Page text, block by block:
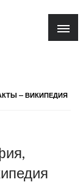
— ВИКИПЕДИЯ